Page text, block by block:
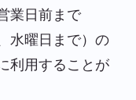
業日前まで
水曜日まで）の
利用することが